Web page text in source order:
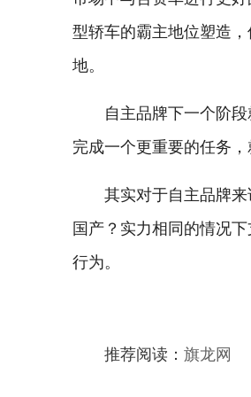
型轿车的霸主地位塑造
地。
自主品牌下一个阶
完成一个更重要的任务，
其实对于自主品牌
国产？实力相同的情况
行为。
推荐阅读： 旗龙网